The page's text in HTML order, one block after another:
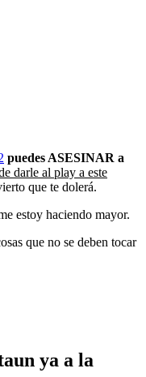
puedes ASESINAR a
darle al play a este
que te dolerá.
estoy haciendo mayor.
que no se deben tocar
ya a la